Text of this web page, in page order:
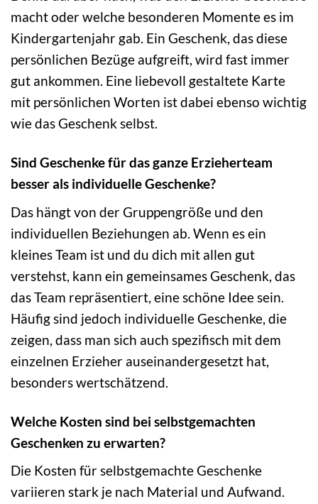
macht oder welche besonderen Momente es im
Kindergartenjahr gab. Ein Geschenk, das diese
persönlichen Bezüge aufgreift, wird fast immer
gut ankommen. Eine liebevoll gestaltete Karte
mit persönlichen Worten ist dabei ebenso wichtig
wie das Geschenk selbst.
Sind Geschenke für das ganze Erzieherteam
besser als individuelle Geschenke?
Das hängt von der Gruppengröße und den
individuellen Beziehungen ab. Wenn es ein
kleines Team ist und du dich mit allen gut
verstehst, kann ein gemeinsames Geschenk, das
das Team repräsentiert, eine schöne Idee sein.
Häufig sind jedoch individuelle Geschenke, die
zeigen, dass man sich auch spezifisch mit dem
einzelnen Erzieher auseinandergesetzt hat,
besonders wertschätzend.
Welche Kosten sind bei selbstgemachten
Geschenken zu erwarten?
Die Kosten für selbstgemachte Geschenke
variieren stark je nach Material und Aufwand.